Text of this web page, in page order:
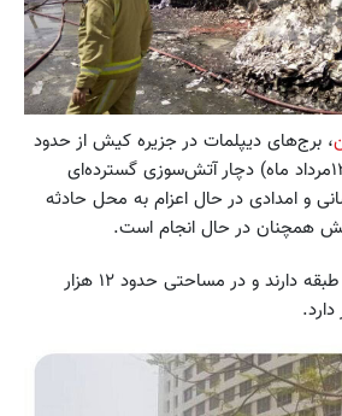
، برج‌های دیپلمات در جزیره کیش از حدود
ساعت ۱۵ امروز (شنبه، ۱۳مرداد ماه) دچار آتش‌سوزی گسترده‌ای
و امدادی در حال اعزام به محل حادثه
همچنان در حال انجام است.
این برج‌های مسکونی ۱۷ طبقه دارند و در مساحتی حدود ۱۲ هزار